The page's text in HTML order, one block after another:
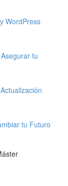
WordPress
tu
tu Futuro